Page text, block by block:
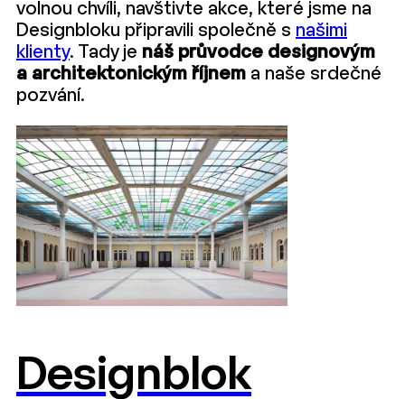
volnou chvíli, navštivte akce, které jsme na
Designbloku připravili společně s našimi
klienty. Tady je náš průvodce designovým
a architektonickým říjnem a naše srdečné
pozvání.
Designblok